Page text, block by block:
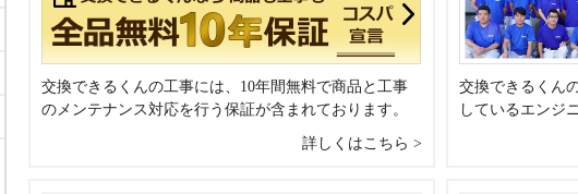
交換できるくんの工事には、10年間無料で商品と工事
のメンテナンス対応を行う保証が含まれております。
詳しくはこちら
交換できるくん
しているエンジ